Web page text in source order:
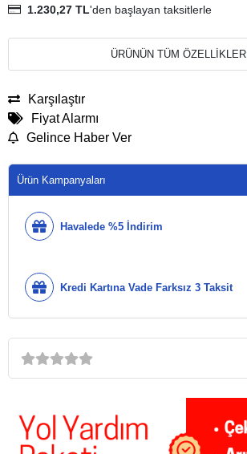
1.230,27 TL'den başlayan taksitlerle
ÜRÜNÜN TÜM ÖZELLİKLERİ
Karşılaştır
Fiyat Alarmı
Gelince Haber Ver
Ürün Kampanyaları
Havalede %5 İndirim
Kredi Kartına Vade Farksız 3 Taksit